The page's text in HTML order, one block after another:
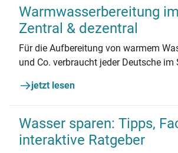
wie Sie mit der richtigen Bedienung
sparen und das Klima schonen können.
Warmwasserbereitung
Zentral & dezentral
Für die Aufbereitung von warmem
und Co. verbraucht jeder Deutsche
das Thema oft unter den Tisch. In
erklären wir Vor- und Nachteile
zur Warmwasserbereitung und geben
Sparen von warmem Wasser.
jetzt lesen
Wasser sparen: Tipps,
interaktive Ratgeber